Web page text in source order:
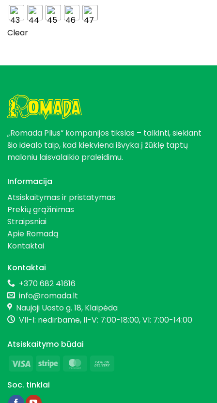
119,95 €. 79,99 €.
Clear
„Romada Plius“ kompanijos tikslas – talkinti, siekiant
šio idealo taip, kad kiekviena išvyka į žūklę taptų
maloniu laisvalaikio praleidimu.
Informacija
Atsiskaitymas ir pristatymas
Prekių grąžinimas
Straipsniai
Apie Romadą
Kontaktai
Kontaktai
+370 682 41616
info@romada.lt
Naujoji Uosto g. 18, Klaipėda
VII-I: nedirbame, II-V: 7:00-18:00, VI: 7:00-14:00
Atsiskaitymo būdai
Visa
Stripe MasterCard
Soc. tinklai